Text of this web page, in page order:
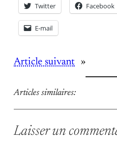
Twitter Facebook
E-mail
Article suivant »
Articles similaires:
Laisser un